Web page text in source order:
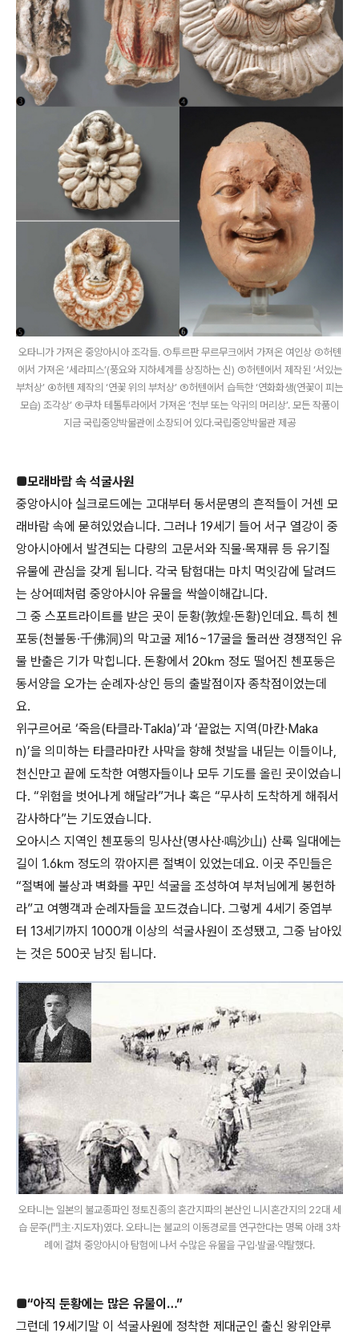
오타니가 가져온 중앙아시아 조각들. ①투르판 무르무크에서 가져온 여인상 ②허톈
에서 가져온 ‘세라피스’(풍요와 지하세계를 상징하는 신) ③허텐에서 제작된 ‘서있는
부처상’ ④허톈 제작의 ‘연꽃 위의 부처상’ ⑤허텐에서 습득한 ‘연화화생(연꽃이 피는
모습) 조각상’ ⑥쿠차 테톨투라에서 가져온 ‘천부 또는 악귀의 머리상’. 모든 작품이
지금 국립중앙박물관에 소장되어 있다.국립중앙박물관 제공
■모래바람 속 석굴사원
중앙아시아 실크로드에는 고대부터 동서문명의 흔적들이 거센 모
래바람 속에 묻혀있었습니다. 그러나 19세기 들어 서구 열강이 중
앙아시아에서 발견되는 다량의 고문서와 직물·목재류 등 유기질
유물에 관심을 갖게 됩니다. 각국 탐험대는 마치 먹잇감에 달려드
는 상어떼처럼 중앙아시아 유물을 싹쓸이해갑니다.
그 중 스포트라이트를 받은 곳이 둔황(敦煌·돈황)인데요. 특히 첸
포둥(천불동·千佛洞)의 막고굴 제16~17굴을 둘러싼 경쟁적인 유
물 반출은 기가 막힙니다. 돈황에서 20㎞ 정도 떨어진 첸포둥은
동서양을 오가는 순례자·상인 등의 출발점이자 종착점이었는데
요.
위구르어로 ‘죽음(타클라·Takla)’과 ‘끝없는 지역(마칸·Maka
n)’을 의미하는 타클라마칸 사막을 향해 첫발을 내딛는 이들이나,
천신만고 끝에 도착한 여행자들이나 모두 기도를 올린 곳이었습니
다. “위험을 벗어나게 해달라”거나 혹은 “무사히 도착하게 해줘서
감사하다”는 기도였습니다.
오아시스 지역인 첸포둥의 밍사산(명사산·鳴沙山) 산록 일대에는
길이 1.6㎞ 정도의 깎아지른 절벽이 있었는데요. 이곳 주민들은
“절벽에 불상과 벽화를 꾸민 석굴을 조성하여 부처님에게 봉헌하
라”고 여행객과 순례자들을 꼬드겼습니다. 그렇게 4세기 중엽부
터 13세기까지 1000개 이상의 석굴사원이 조성됐고, 그중 남아있
는 것은 500곳 남짓 됩니다.
오타니는 일본의 불교종파인 정토진종의 혼간지파의 본산인 니시혼간지의 22대 세
습 문주(門主·지도자)였다. 오타니는 불교의 이동경로를 연구한다는 명목 아래 3차
례에 걸쳐 중앙아시아 탐험에 나서 수많은 유물을 구입·발굴·약탈했다.
■“아직 둔황에는 많은 유물이…”
그런데 19세기말 이 석굴사원에 정착한 제대군인 출신 왕위안루